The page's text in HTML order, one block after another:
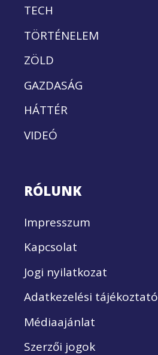
TECH
TÖRTÉNELEM
ZÖLD
GAZDASÁG
HÁTTÉR
VIDEÓ
RÓLUNK
Impresszum
Kapcsolat
Jogi nyilatkozat
Adatkezelési tájékoztató
Médiaajánlat
Szerzői jogok